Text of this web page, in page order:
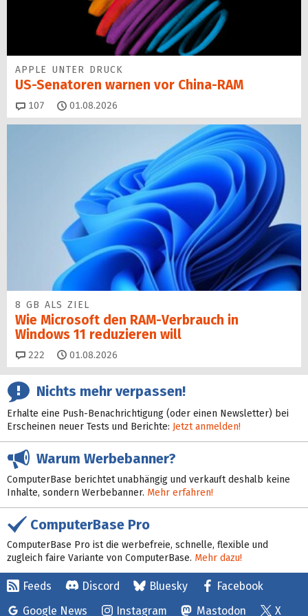
APPLE UNTER DRUCK
US-Senatoren warnen vor China-RAM
107 Kommentare
01.08.2026
8 GB ALS ZIEL
Wie Microsoft den RAM-Verbrauch in
Windows 11 reduzieren will
222 Kommentare
01.08.2026
Nichts mehr verpassen!
Erhalte eine Push-Benachrichtigung (oder einen Newsletter) bei
Erscheinen neuer Tests und Berichte: Jetzt anmelden!
Warum Werbebanner?
ComputerBase berichtet unabhängig und verkauft deshalb keine
Inhalte, sondern Werbebanner. Mehr erfahren!
ComputerBase Pro
ComputerBase Pro ist die werbefreie, schnelle, flexible und
zugleich faire Variante von ComputerBase. Mehr dazu!
Feeds Discord Bluesky
Facebook
Google News
Instagram Mastodon X